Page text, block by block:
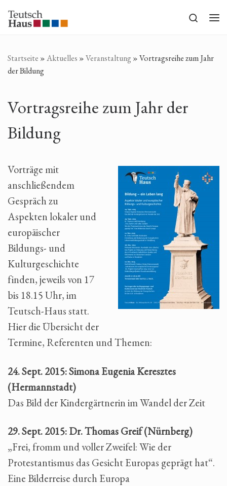
Zum Inhalt springen
Search
Startseite »Aktuelles »Veranstaltung »Vortragsreihe zum Jahr
der Bildung
Vortragsreihe zum Jahr der
Bildung
Vorträge mit
anschließendem
Gespräch zu
Aspekten lokaler und
europäischer
Bildungs- und
Kulturgeschichte
finden, jeweils von 17
bis 18.15 Uhr, im
Teutsch-Haus statt.
Hier die Übersicht der
Termine, Referenten und Themen:
24. Sept. 2015: Simona Eugenia Keresztes
(Hermannstadt)
Das Bild der Kindergärtnerin im Wandel der Zeit
29. Sept. 2015: Dr. Thomas Greif (Nürnberg)
„Frei, fromm und voller Zweifel: Wie der
Protestantismus das Gesicht Europas geprägt hat“.
Eine Bilderreise durch Europa